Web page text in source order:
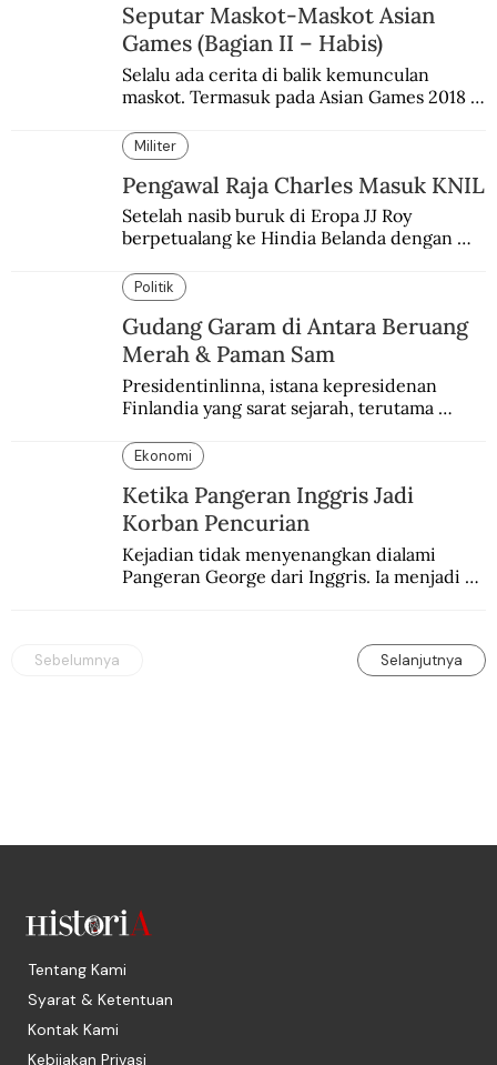
Seputar Maskot-Maskot Asian
Games (Bagian II – Habis)
Selalu ada cerita di balik kemunculan
maskot. Termasuk pada Asian Games 2018
Militer
Pengawal Raja Charles Masuk KNIL
Setelah nasib buruk di Eropa JJ Roy
berpetualang ke Hindia Belanda dengan
Takjub dengan banyak hal setelah
berkeliling di tanah koloni.
Politik
Gudang Garam di Antara Beruang
Merah & Paman Sam
Presidentinlinna, istana kepresidenan
Finlandia yang sarat sejarah, terutama
Ekonomi
Ketika Pangeran Inggris Jadi
Korban Pencurian
Kejadian tidak menyenangkan dialami
Pangeran George dari Inggris. Ia menjadi
Sebelumnya Selanjutnya
Tentang Kami
Syarat & Ketentuan
Kontak Kami
Kebijakan Privasi